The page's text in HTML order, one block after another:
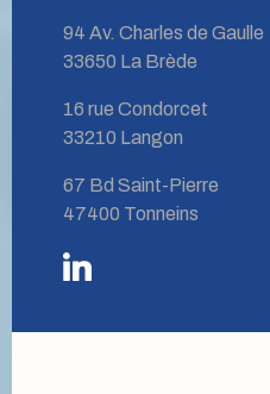
94 Av. Charles de Gaulle
33650 La Brède
16 rue Condorcet
33210 Langon
67 Bd Saint-Pierre
47400 Tonneins